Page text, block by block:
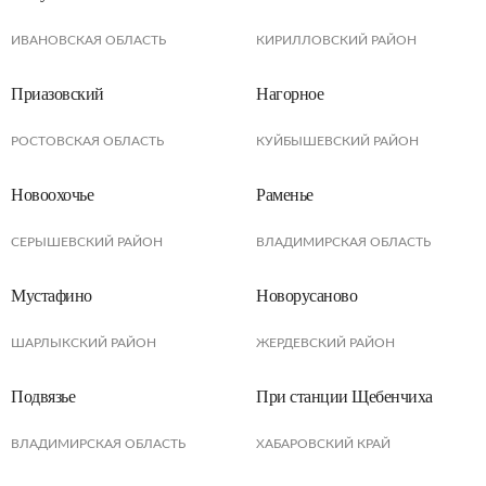
ИВАНОВСКАЯ ОБЛАСТЬ КИРИЛЛОВСКИЙ РАЙОН
Приазовский
РОСТОВСКАЯ ОБЛАСТЬ
Нагорное
КУЙБЫШЕВСКИЙ РАЙОН
Новоохочье
СЕРЫШЕВСКИЙ РАЙОН
Раменье
ВЛАДИМИРСКАЯ ОБЛАСТЬ
Мустафино
ШАРЛЫКСКИЙ РАЙОН
Новорусаново
ЖЕРДЕВСКИЙ РАЙОН
Подвязье
ВЛАДИМИРСКАЯ ОБЛАСТЬ
При станции Щебенчиха
ХАБАРОВСКИЙ КРАЙ